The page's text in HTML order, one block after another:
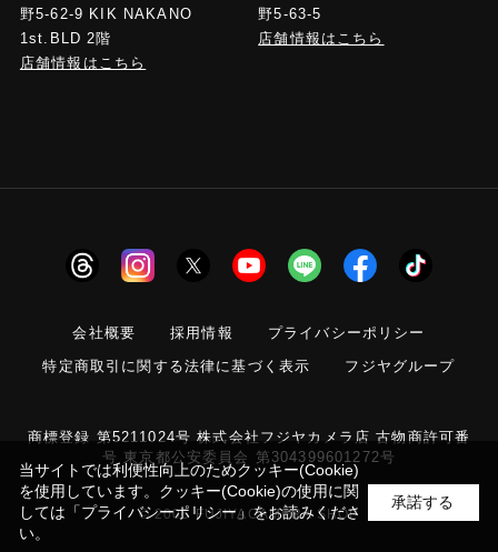
野5-62-9 KIK NAKANO
1st.BLD 2階
店舗情報はこちら
野5-63-5
店舗情報はこちら
会社概要 採用情報
プライバシーポリシー
特定商取引に関する法律に基づく表示
フジヤグループ
商標登録 第5211024号 株式会社フジヤカメラ店 古物商許可番
号 東京都公安委員会 第304399601272号
© 2006 FUJIYACAMERA SHOP
当サイトでは利便性向上のためクッキー(Cookie)
を使用しています。クッキー(Cookie)の使用に関
しては 「プライバシーポリシー」をお読みくださ
い。
承諾する